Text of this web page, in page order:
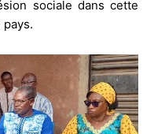
sociale dans cette